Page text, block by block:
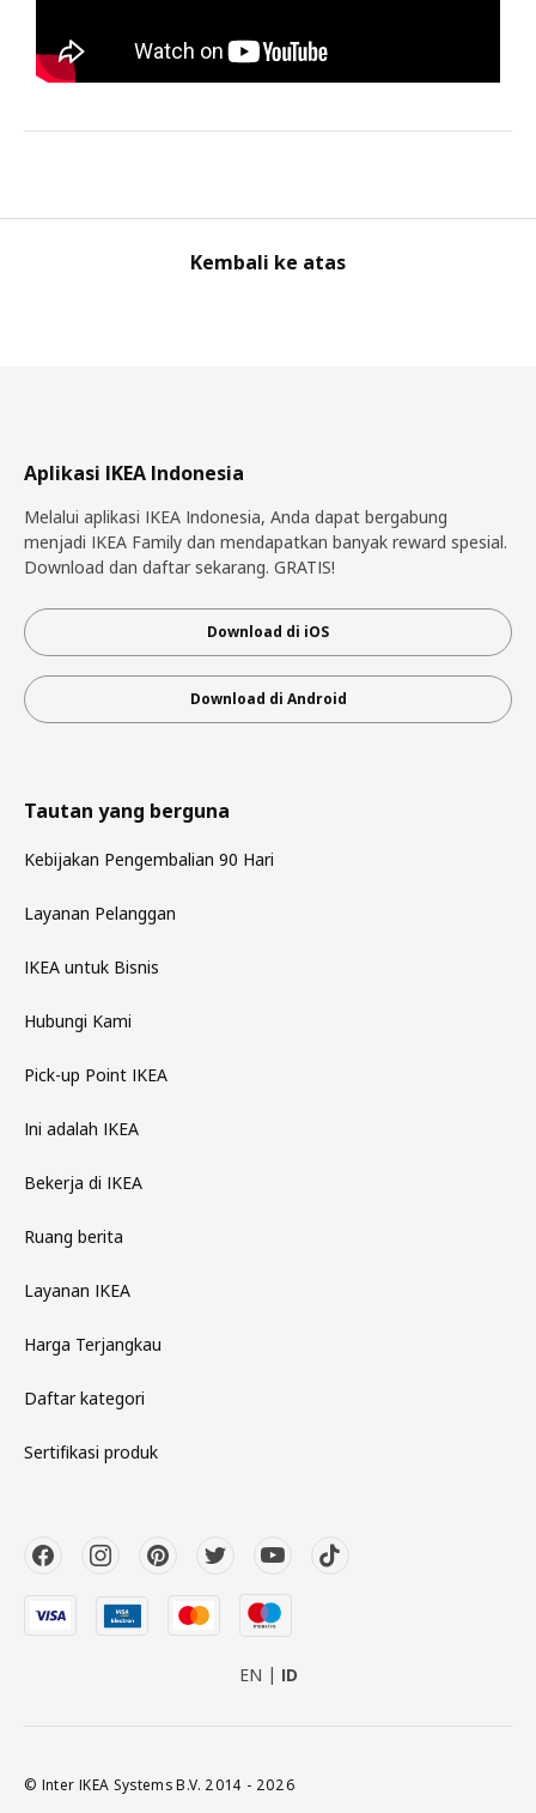
Kembali ke atas
Aplikasi IKEA Indonesia
Melalui aplikasi IKEA Indonesia, Anda dapat bergabung
menjadi IKEA Family dan mendapatkan banyak reward spesial.
Download dan daftar sekarang. GRATIS!
Download di iOS
Download di Android
Tautan yang berguna
Kebijakan Pengembalian 90 Hari
Layanan Pelanggan
IKEA untuk Bisnis
Hubungi Kami
Pick-up Point IKEA
Ini adalah IKEA
Bekerja di IKEA
Ruang berita
Layanan IKEA
Harga Terjangkau
Daftar kategori
Sertifikasi produk
EN ID
© Inter IKEA Systems B.V. 2014 - 2026